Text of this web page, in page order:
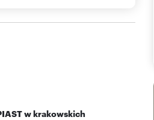
w krakowskich